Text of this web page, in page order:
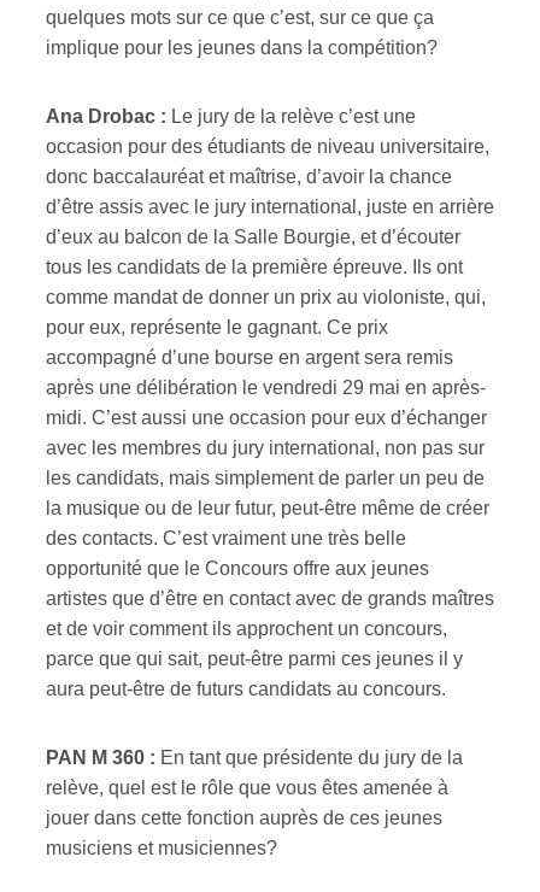
quelques mots sur ce que c’est, sur ce que ça
implique pour les jeunes dans la compétition?
Ana Drobac : Le jury de la relève c’est une
occasion pour des étudiants de niveau universitaire,
donc baccalauréat et maîtrise, d’avoir la chance
d’être assis avec le jury international, juste en arrière
d’eux au balcon de la Salle Bourgie, et d’écouter
tous les candidats de la première épreuve. Ils ont
comme mandat de donner un prix au violoniste, qui,
pour eux, représente le gagnant. Ce prix
accompagné d’une bourse en argent sera remis
après une délibération le vendredi 29 mai en après-
midi. C’est aussi une occasion pour eux d’échanger
avec les membres du jury international, non pas sur
les candidats, mais simplement de parler un peu de
la musique ou de leur futur, peut-être même de créer
des contacts. C’est vraiment une très belle
opportunité que le Concours offre aux jeunes
artistes que d’être en contact avec de grands maîtres
et de voir comment ils approchent un concours,
parce que qui sait, peut-être parmi ces jeunes il y
aura peut-être de futurs candidats au concours.
PAN M 360 : En tant que présidente du jury de la
relève, quel est le rôle que vous êtes amenée à
jouer dans cette fonction auprès de ces jeunes
musiciens et musiciennes?